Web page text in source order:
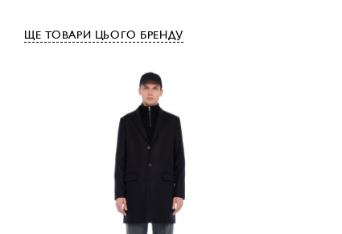
ЩЕ ТОВАРИ ЦЬОГО БРЕНДУ